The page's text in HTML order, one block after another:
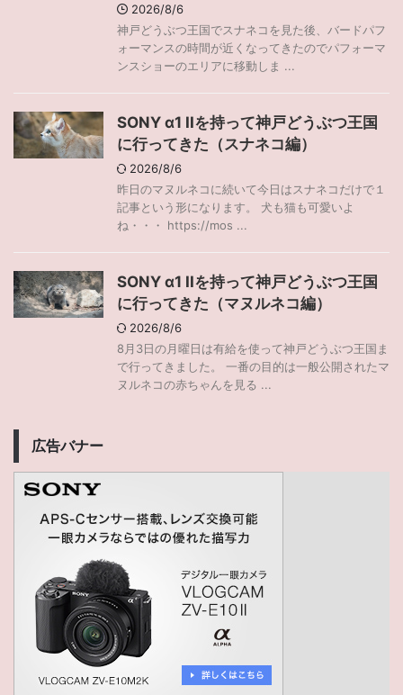
2026/8/6
神戸どうぶつ王国でスナネコを見た後、バードパフ
ォーマンスの時間が近くなってきたのでパフォーマ
ンスショーのエリアに移動しま ...
SONY α1 IIを持って神戸どうぶつ王国
に行ってきた（スナネコ編）
2026/8/6
昨日のマヌルネコに続いて今日はスナネコだけで１
記事という形になります。 犬も猫も可愛いよ
ね・・・ https://mos ...
SONY α1 IIを持って神戸どうぶつ王国
に行ってきた（マヌルネコ編）
2026/8/6
8月3日の月曜日は有給を使って神戸どうぶつ王国ま
で行ってきました。 一番の目的は一般公開されたマ
ヌルネコの赤ちゃんを見る ...
広告バナー